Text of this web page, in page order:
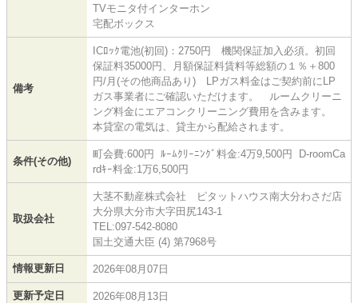
TVモニタ付インターホン
宅配ボックス
備考
ICﾛｯｸ電池(初回)：2750円 機関保証加入必須。初回
保証料35000円、月額保証料賃料等総額の１％＋800
円/月(その他商品あり) LPガス料金はご契約前にLP
ガス事業者にご確認いただけます。 ルームクリーニ
ング料金にエアコンクリーニング費用を含みます。
本貸室の電気は、貸主から配給されます。
条件(その他)
町会費:600円 ﾙｰﾑｸﾘｰﾆﾝｸﾞ料金:4万9,500円 D-roomCa
rdｷｰ料金:1万6,500円
取扱会社
大茎不動産株式会社 ピタットハウス南大分わさだ店
大分県大分市大字田尻143-1
TEL:097-542-8080
国土交通大臣 (4) 第7968号
情報更新日 2026年08月07日
更新予定日 2026年08月13日